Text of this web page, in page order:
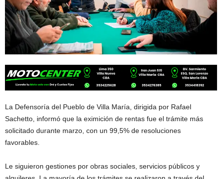
La Defensoría del Pueblo de Villa María, dirigida por Rafael
Sachetto, informó que la eximición de rentas fue el trámite más
solicitado durante marzo, con un 99,5% de resoluciones
favorables.
Le siguieron gestiones por obras sociales, servicios públicos y